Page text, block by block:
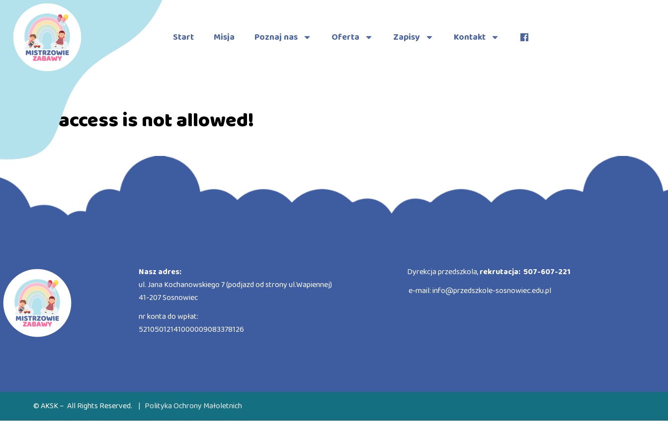
Start Misja Poznaj nas Oferta Zapisy Kontakt
Direct access is not allowed!
Nasz adres:
ul. Jana Kochanowskiego 7 (podjazd od strony ul.Wapiennej)
41-207 Sosnowiec
nr konta do wpłat:
52105012141000009083378126
Dyrekcja przedszkola,rekrutacja: 507-607-221
e-mail:info@przedszkole-sosnowiec.edu.pl
© AKSK – All Rights Reserved. | Polityka Ochrony Małoletnich